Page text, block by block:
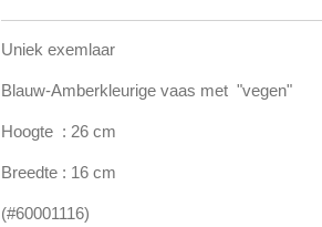
Uniek exemlaar
Blauw-Amberkleurige vaas met "vegen"
Hoogte : 26 cm
Breedte : 16 cm
(#60001116)